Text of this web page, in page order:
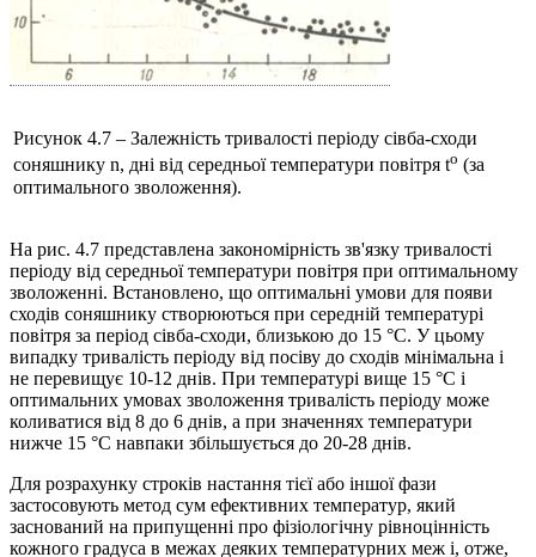
Рисунок 4.7 – Залежність тривалості періоду сівба-сходи
соняшнику n, дні від середньої температури повітря to (за
оптимального зволоження).
На рис. 4.7 представлена закономірність зв'язку тривалості
періоду від середньої температури повітря при оптимальному
зволоженні. Встановлено, що оптимальні умови для появи
сходів соняшнику створюються при середній температурі
повітря за період сівба-сходи, близькою до 15 °C. У цьому
випадку тривалість періоду від посіву до сходів мінімальна і
не перевищує 10-12 днів. При температурі вище 15 °C і
оптимальних умовах зволоження тривалість періоду може
коливатися від 8 до 6 днів, а при значеннях температури
нижче 15 °C навпаки збільшується до 20-28 днів.
Для розрахунку строків настання тієї або іншої фази
застосовують метод сум ефективних температур, який
заснований на припущенні про фізіологічну рівноцінність
кожного градуса в межах деяких температурних меж і, отже,